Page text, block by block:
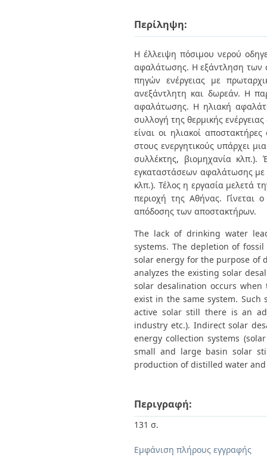
Περίληψη:
Η έλλειψη πόσιμου νερού
αφαλάτωσης. Η εξάντληση των
πηγών ενέργειας με
ανεξάντλητη και δωρεάν. Η
αφαλάτωσης. Η ηλιακή
συλλογή της θερμικής
είναι οι ηλιακοί
στους ενεργητικούς υπάρχει
συλλέκτης, βιομηχανία
εγκαταστάσεων αφαλάτωσης με
κλπ.). Τέλος η εργασία μελετά
περιοχή της Αθήνας. Γίνεται
απόδοσης των αποστακτήρων.
The lack of drinking water
systems. The depletion of
solar energy for the purpose of
analyzes the existing solar
solar desalination occurs
exist in the same system.
active solar still there is an
industry etc.). Indirect solar
energy collection systems
small and large basin solar
production of distilled water
Περιγραφή:
131 σ.
Εμφάνιση πλήρους εγγραφής